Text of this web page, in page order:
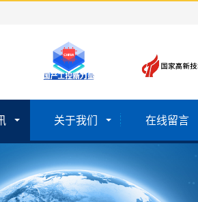
关于我们 在线留言